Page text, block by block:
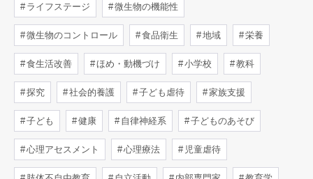
ライフステージ 微生物の機能性
微生物のコントロール 食品衛生 地域 栄養
食生活改善 ほめ・動機づけ 小学校 教科
探究 社会的養護 子ども虐待 家族支援
子ども 健康 自律神経系 子どものあそび
心理アセスメント 心理療法 児童虐待